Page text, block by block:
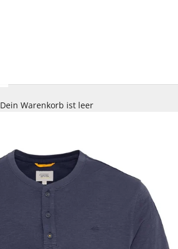
Dein Warenkorb ist leer